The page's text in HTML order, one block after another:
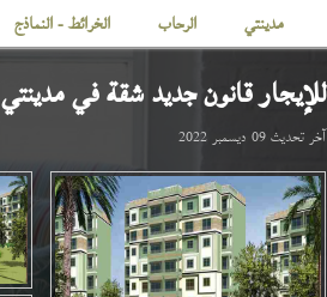
مدينتي الرحاب الخرائط - النماذج
للإيجار قانون جديد شقة فيمدينتي
آخر تحديث09 ديسمبر 2022